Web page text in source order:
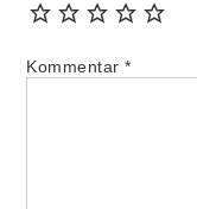
Kommentar*